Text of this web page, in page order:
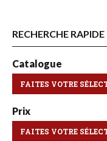
RECHERCHE RAPIDE
Catalogue
Prix